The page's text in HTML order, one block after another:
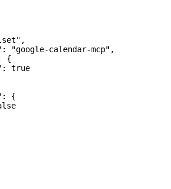
,
: "google-calendar-mcp" ,
{
: true
: {